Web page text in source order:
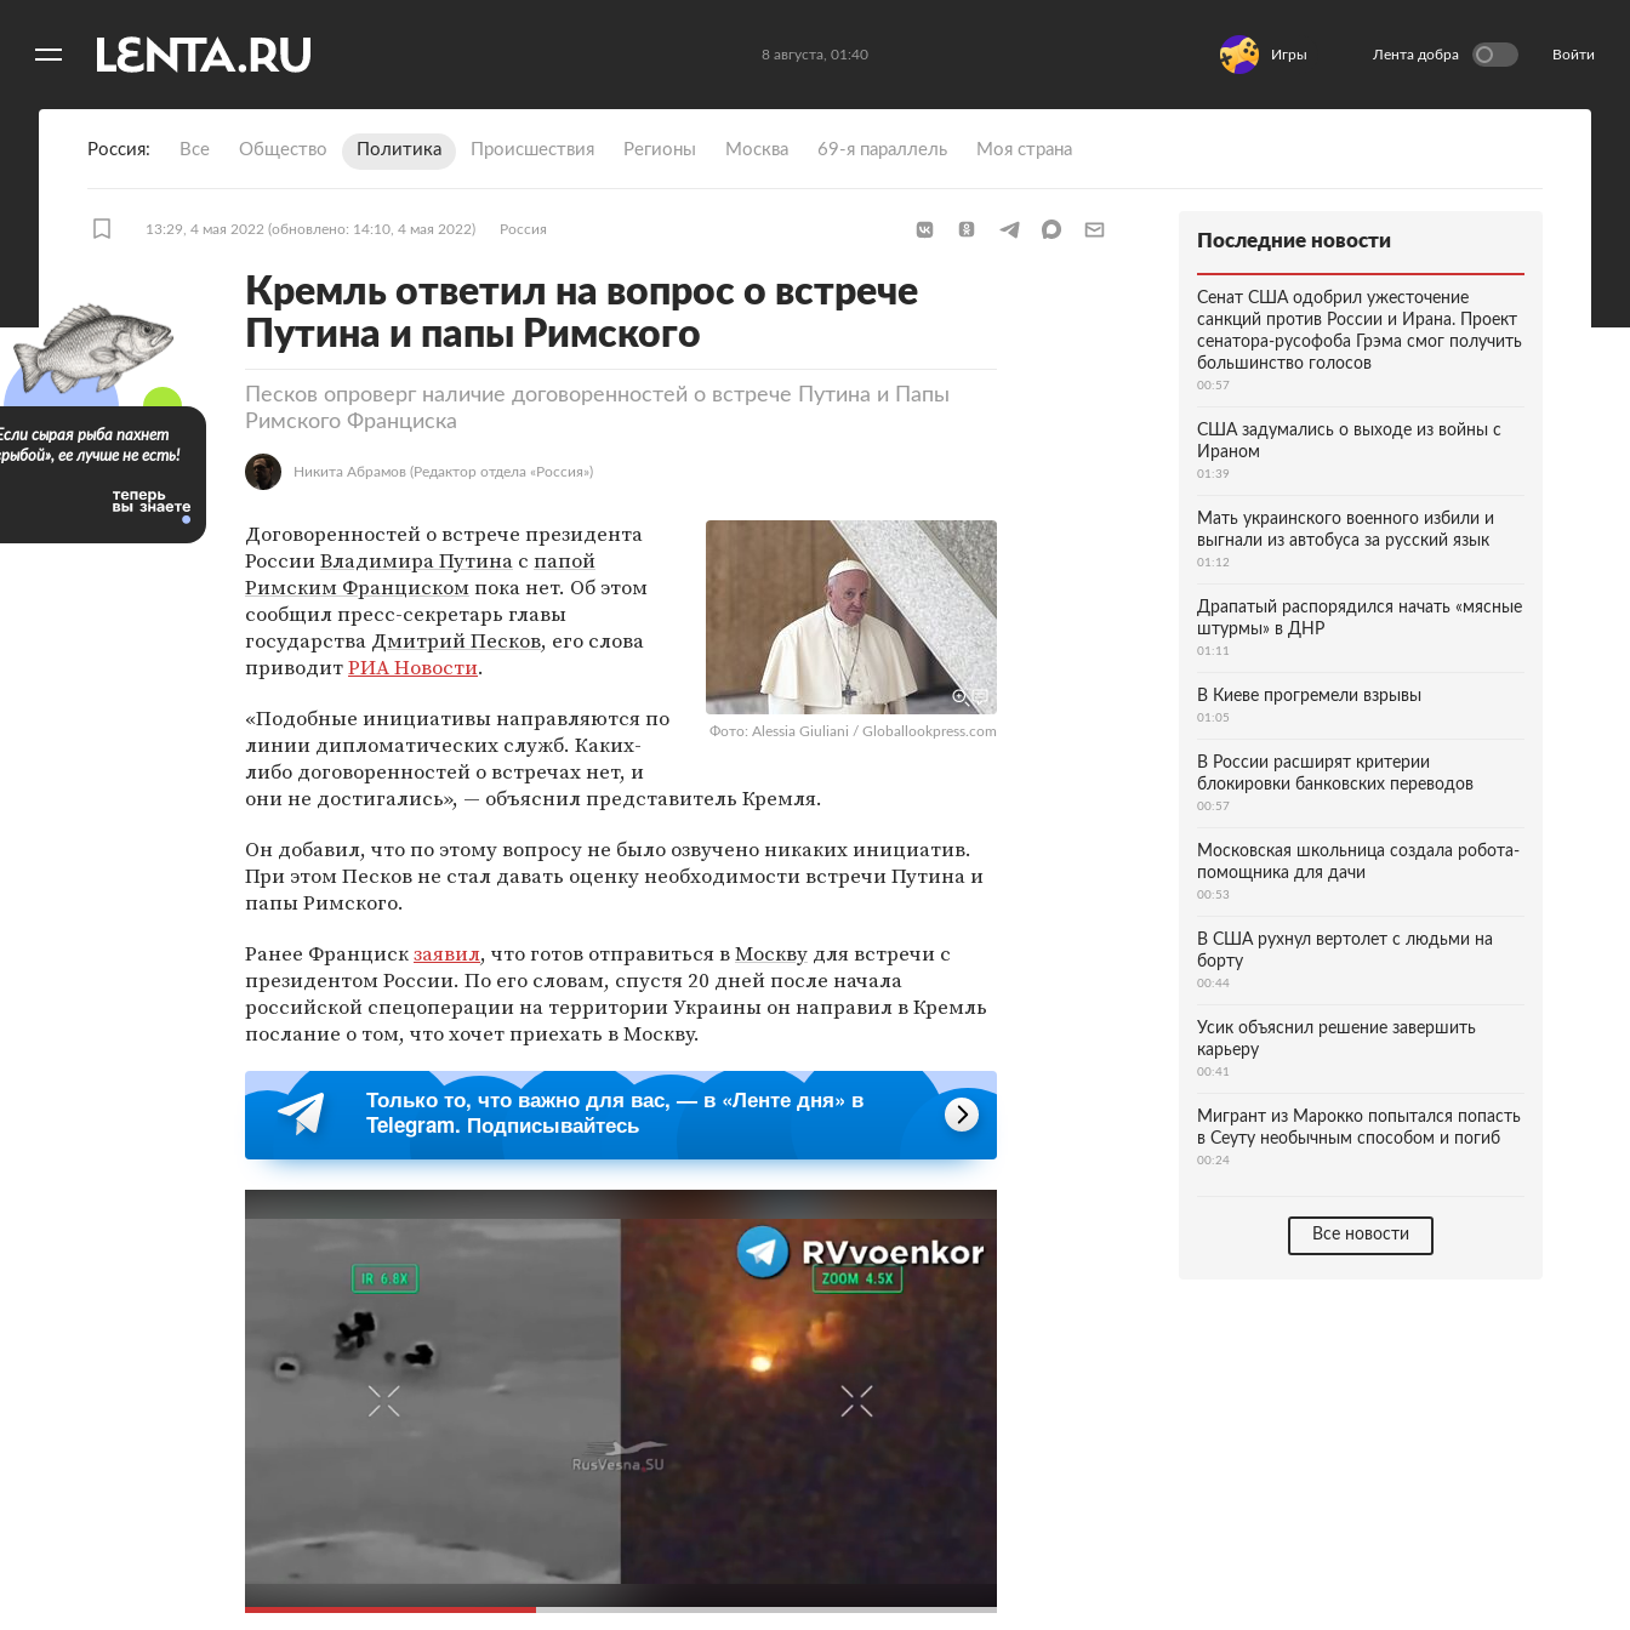
8 августа, 01:40 Игры Лента добра Войти
Россия Все Общество Политика Происшествия Регионы Москва 69-я параллель Моя страна
13:29, 4 мая 2022 (обновлено: 14:10, 4 мая 2022) Россия
Кремль ответил на вопрос о встрече
Путина и папы Римского
Песков опроверг наличие договоренностей о встрече Путина и Папы
Римского Франциска
Никита Абрамов (Редактор отдела «Россия»)
Фото: Alessia Giuliani / Globallookpress.com
Договоренностей о встрече президента
РоссииВладимира Путина с папой
Римским Францискомпока нет. Об этом
сообщил пресс-секретарь главы
государства Дмитрий Песков, его слова
приводитРИА Новости.
«Подобные инициативы направляются по
линии дипломатических служб. Каких-
либо договоренностей о встречах нет, и
они не достигались», — объяснил представитель Кремля.
Он добавил, что по этому вопросу не было озвучено никаких инициатив.
При этом Песков не стал давать оценку необходимости встречи Путина и
папы Римского.
Ранее Францискзаявил, что готов отправиться вМоскву для встречи с
президентом России. По его словам, спустя 20 дней после начала
российской спецоперации на территории Украины он направил в Кремль
послание о том, что хочет приехать в Москву.
Только то, что важно для вас, — в «Ленте дня» в
Telegram. Подписывайтесь
сырая рыба пахнет
ее лучше не есть!
Последние новости
Сенат США одобрил ужесточение
санкций против России и Ирана. Проект
сенатора-русофоба Грэма смог получить
большинство голосов
00:57
США задумались о выходе из войны с
Ираном
01:39
Мать украинского военного избили и
выгнали из автобуса за русский язык
01:12
Драпатый распорядился начать «мясные
штурмы» в ДНР
01:11
В Киеве прогремели взрывы
01:05
В России расширят критерии
блокировки банковских переводов
00:57
Московская школьница создала робота-
помощника для дачи
00:53
В США рухнул вертолет с людьми на
борту
00:44
Усик объяснил решение завершить
карьеру
00:41
Мигрант из Марокко попытался попасть
в Сеуту необычным способом и погиб
00:24
Все новости